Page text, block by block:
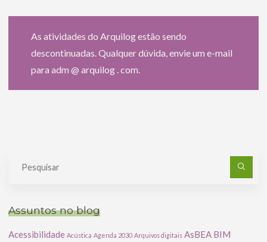
As atividades do Arquilog estão sendo
descontinuadas. Qualquer dúvida, envie um e-mail
para adm @ arquilog . com.
Assuntos no blog
Acessibilidade Acústica Agenda 2030 Arquivos digitais AsBEA BIM